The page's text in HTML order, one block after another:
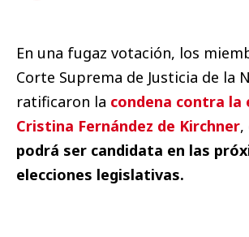
En una fugaz votación, los
Corte Suprema de Justicia de la
ratificaron la condena contra la
Cristina Fernández de Kirchner,
podrá ser candidata en las
elecciones legislativas.